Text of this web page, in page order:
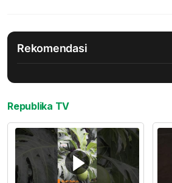
Rekomendasi
Republika TV